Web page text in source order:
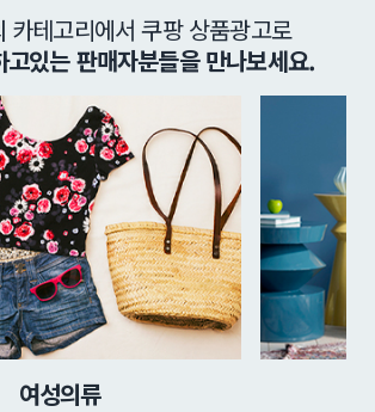
카테고리에서 쿠팡 상품광고로
고있는 판매자분들을 만나보세요.
여성의류